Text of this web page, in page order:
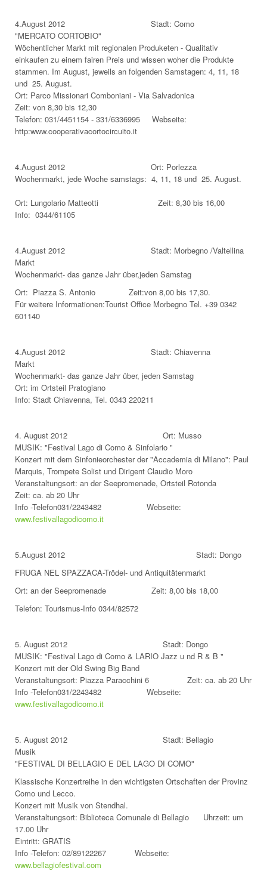
4.August 2012 Stadt: Como
"MERCATO CORTOBIO"
Wöchentlicher Markt mit regionalen Produketen - Qualitativ
einkaufen zu einem fairen Preis und wissen woher die Produkte
stammen. Im August, jeweils an folgenden Samstagen: 4, 11, 18
und 25. August.
Ort: Parco Missionari Comboniani - Via Salvadonica
Zeit: von 8,30 bis 12,30
Telefon: 031/4451154 - 331/6336995 Webseite:
http:www.cooperativacortocircuito.it
4.August 2012 Ort: Porlezza
Wochenmarkt, jede Woche samstags: 4, 11, 18 und 25. August.
Ort: Lungolario Matteotti Zeit: 8,30 bis 16,00
Info: 0344/61105
4.August 2012 Stadt: Morbegno /Valtellina
Markt
Wochenmarkt- das ganze Jahr über,jeden Samstag
Ort: Piazza S. Antonio Zeit:von 8,00 bis 17,30.
Für weitere Informationen:Tourist Office Morbegno Tel. +39 0342
601140
4.August 2012 Stadt: Chiavenna
Markt
Wochenmarkt- das ganze Jahr über, jeden Samstag
Ort: im Ortsteil Pratogiano
Info: Stadt Chiavenna, Tel. 0343 220211
4. August 2012 Ort: Musso
MUSIK: "Festival Lago di Como & Sinfolario "
Konzert mit dem Sinfonieorchester der "Accademia di Milano": Paul
Marquis, Trompete Solist und Dirigent Claudio Moro
Veranstaltungsort: an der Seepromenade, Ortsteil Rotonda
Zeit: ca. ab 20 Uhr
Info -Telefon031/2243482 Webseite:
www.festivallagodicomo.it
5.August 2012 Stadt: Dongo
FRUGA NEL SPAZZACA-Trödel- und Antiquitätenmarkt
Ort: an der Seepromenade Zeit: 8,00 bis 18,00
Telefon: Tourismus-Info 0344/82572
5. August 2012 Stadt: Dongo
MUSIK: "Festival Lago di Como & LARIO Jazz u nd R & B "
Konzert mit der Old Swing Big Band
Veranstaltungsort: Piazza Paracchini 6 Zeit: ca. ab 20 Uhr
Info -Telefon031/2243482 Webseite:
www.festivallagodicomo.it
5. August 2012 Stadt: Bellagio
Musik
"FESTIVAL DI BELLAGIO E DEL LAGO DI COMO"
Klassische Konzertreihe in den wichtigsten Ortschaften der Provinz
Como und Lecco.
Konzert mit Musik von Stendhal.
Veranstaltungsort: Biblioteca Comunale di Bellagio Uhrzeit: um
17.00 Uhr
Eintritt: GRATIS
Info -Telefon: 02/89122267 Webseite:
www.bellagiofestival.com